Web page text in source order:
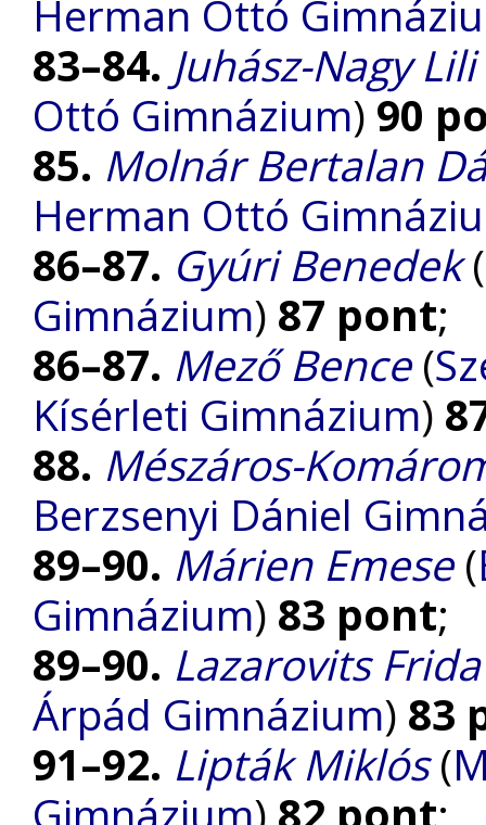
Herman Ottó
83–84. Juhász-Nagy Lili
Ottó Gimnázium) 90
85. Molnár Bertalan
Herman Ottó
86–87. Gyúri Benedek(
Gimnázium) 87 pont;
86–87. Mező Bence(
Kísérleti Gimnázium)
88. Mészáros-
Berzsenyi Dániel
89–90. Márien Emese(
Gimnázium) 83 pont;
89–90. Lazarovits Frida
Árpád Gimnázium) 83
91–92. Lipták Miklós(